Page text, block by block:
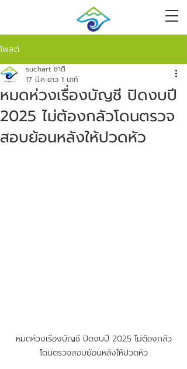
โพสต์
หมดห่วงเรื่องบัญชี ปิดงบปี
2025 ไม่ต้องกลัวโดนตรวจ
สอบย้อนหลังให้ปวดหัว
suchart ชาติ
17 มี.ค.ยาว 1 นาที
หมดห่วงเรื่องบัญชี ปิดงบปี 2025 ไม่ต้องกลัว
โดนตรวจสอบย้อนหลังให้ปวดหัว